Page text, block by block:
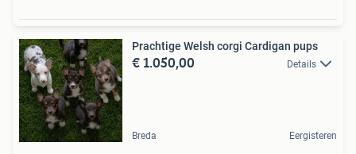
Prachtige Welsh corgi Cardigan pups
€ 1.050,00 Details
Breda Eergisteren